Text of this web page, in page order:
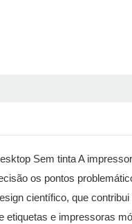
Sem tinta A
os pontos
científico, que
e impressoras